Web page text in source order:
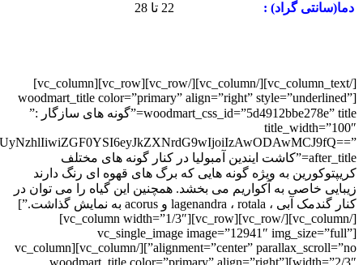
دما(سانتی گراد) : 22 تا 28
[/vc_column_text][/vc_column][/vc_row][vc_row][vc_column]
[woodmart_title color=”primary” align=”right” style=”underlined”
woodmart_css_id=”5d4912bbe278e” title=”گونه های سازگار :”
title_width=”100″
after_title=”کاشت ایندین آمبولیا در کنار گونه های مختلف
کریپتوکورین به ویژه گونه هایی که برگ های قهوه ای رنگ دارند
زیبایی خاصی به آکواریم می بخشد. همچنین این گیاه را می توان در
کنار گندمک آبی ، lagenandra ، rotala و acorus به نمایش گذاشت.”]
[/vc_column][/vc_row][vc_row][vc_column width=”1/3″]
[vc_single_image image=”12941″ img_size=”full”
alignment=”center” parallax_scroll=”no”][/vc_column][vc_column